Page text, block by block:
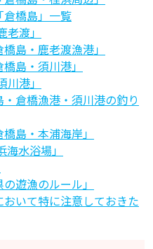
橋島」一覧
渡」
島・鹿老渡漁港」
島・須川港」
港」
倉橋漁港・須川港の釣り
島・本浦海岸」
水浴場」
遊漁のルール」
いて特に注意しておきた